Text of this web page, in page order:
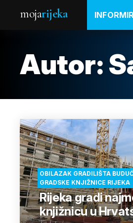
mojarijeka
Autor:
OBILAZAK GRADILIŠTA
GRADSKE KNJIŽNICE RIJEKA
Rijeka gradi
knjižnicu u